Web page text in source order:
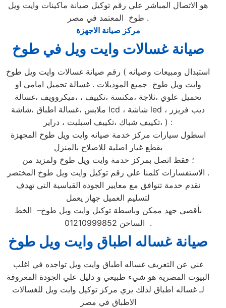
هو الاتصال المباشر علي رقم توكيل صيانة ماكينات وايت ويل
طوخ المعتمد في مصر .
مركز صيانة الاجهزة
صيانة غسالات وايت ويل في طوخ
رقم صيانة غسالات وايت ويل طوخ ( استبدال ومبيعات وصيانه
وايت ويل طوخ جميع الموديلات . غسالة تحميل امامي او
تحميل علوي ،ثلاجة ،مكنسة ،تكييف ، ،ميكروويف ،غسالة
ملابس ،غسالة اطباق ،شاشة lcd ، شاشة led ، ديب فريزر
،تكييف شباك ،تكييف اسبليت ، دراير ) :
اسطول سيارات مركز خدمة صيانه وايت ويل طوخ المجهزة
بقطع غيار اصلية للاصلاح بالمنزل
؛ فقط اتصل بمركز خدمة وايت ويل طوخ ولمزيد من
الاستفسارات كلمنا علي رقم توكيل وايت ويل طوخ المختصر .
نقدم خدمة تتوافق مع معايير الجودة القياسية التى تهدف
لتسليم العميل جهاز يعمل
بأقصي جهد ممكن وباسطة توكيل وايت ويل طوخ– الخط
الساخن 01210999852 .
صيانة غساله اطباق وايت ويل طوخ
غني عن التعريف غساله اطباق وايت ويل تواجده في اغلب
البيوت المصرية هو شيء طبيعي و دليل علي الجودة المعروفة
لـ غساله اطباق لذلك يري مركز توكيل وايت ويل للغسالات
الاطباق في مصر